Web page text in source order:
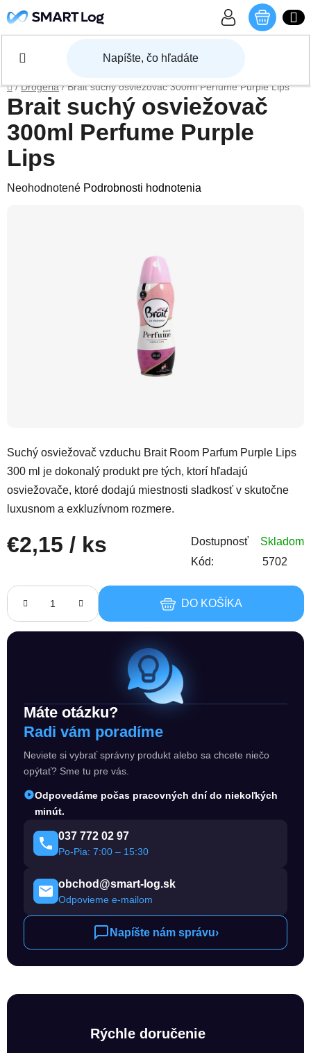
Domov
/ Drogéria / Brait suchý osviežovač 300ml Perfume Purple Lips
Suchý osviežovač vzduchu Brait Room Parfum Purple Lips
300 ml je dokonalý produkt pre tých, ktorí hľadajú
osviežovače, ktoré dodajú miestnosti sladkosť v skutočne
luxusnom a exkluzívnom rozmere.
€2,15 / ks Dostupnosť
Skladom
Kód:
5702
DO KOŠÍKA
Máte otázku?
Radi vám poradíme
Neviete si vybrať správny produkt alebo sa chcete niečo
opýtať? Sme tu pre vás.
Odpovedáme počas pracovných dní do niekoľkých
minút.
037 772 02 97
Po-Pia: 7:00 – 15:30
obchod@smart-log.sk
Odpovieme e-mailom
Napíšte nám správu›
Brait suchý osviežovač
300ml Perfume Purple
Lips
Priemerné hodnotenie produktu je 0,0 z 5 hviezdičiek.
Neohodnotené Podrobnosti hodnotenia
Rýchle doručenie